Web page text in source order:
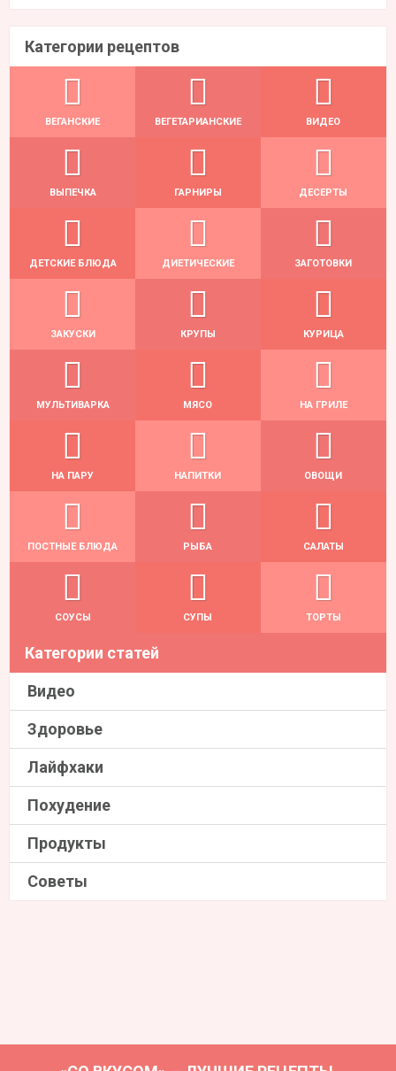
Категории рецептов
ВЕГАНСКИЕ ВЕГЕТАРИАНСКИЕ ВИДЕО
ВЫПЕЧКА ГАРНИРЫ ДЕСЕРТЫ
ДЕТСКИЕ БЛЮДА ДИЕТИЧЕСКИЕ ЗАГОТОВКИ
ЗАКУСКИ КРУПЫ КУРИЦА
МУЛЬТИВАРКА МЯСО НА ГРИЛЕ
НА ПАРУ НАПИТКИ ОВОЩИ
ПОСТНЫЕ БЛЮДА РЫБА САЛАТЫ
СОУСЫ СУПЫ ТОРТЫ
Категории статей
Видео
Здоровье
Лайфхаки
Похудение
Продукты
Советы